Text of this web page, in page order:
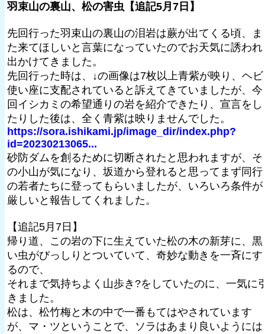
羽束山の裏山、松の害虫【追記5月7日】
先回行った羽束山の裏山の泪岩は蕨が出てくる頃、ま
た来てほしいと言葉になっていたのでお天気に誘われ
出かけてきました。
先回行った時は、↓の画像は7枚以上青紫が映り、ヘビ
使い座に支配されていると訴えてきていましたが、今
回イシカミの希望通りの岩を紹介できたり、宣言をし
たりした後は、全く青紫は映りませんでした。
https://sora.ishikami.jp/image_dir/index.php?
id=20230213065...
砂防ダムを創るために切断されたと思われますが、そ
の小山が気になり、坂道から登れると思ってまず同行
の若者たちに登ってもらいましたが、いろいろ条件が
厳しいと報告してくれました。
【追記5月7日】
帰り道、この岩の下に生えていた松の木の新芽に、黒
い虫がびっしりとついていて、奇妙な動きを一斉にす
るので、
それまで気持ちよく山歩き?をしていたのに、一気に
きました。
松は、松竹梅と木の中で一番もてはやされています
が、マ・ツということで、ソラはあまり良いようには